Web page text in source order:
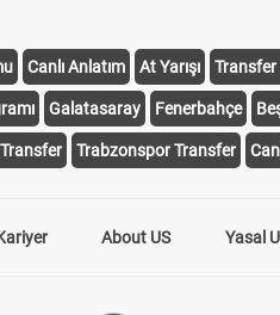
Canlı Anlatım At Yarışı Transfer
Galatasaray Fenerbahçe
Trabzonspor Transfer
About US Yasal